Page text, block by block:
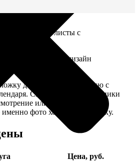
обложка+листы с
стандартная, дизайн
добавляем фотографию с
Снимок наши сотрудники
или пишите в
именно фото хотите на обложку.
Цена, руб.